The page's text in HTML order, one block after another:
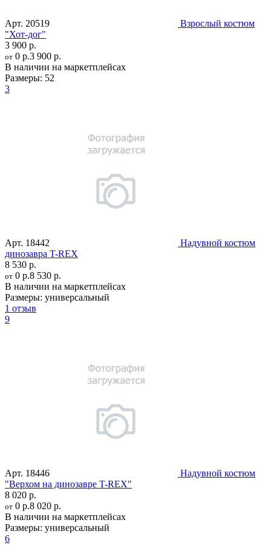
Арт. 20519
Взрослый костюм
"Хот-дог"
3 900 р.
от 0 р.3 900 р.
В наличии на маркетплейсах
Размеры: 52
3
Арт. 18442
Надувной костюм
динозавра T-REX
8 530 р.
от 0 р.8 530 р.
В наличии на маркетплейсах
Размеры: универсальный
1 отзыв
9
Арт. 18446
Надувной костюм
"Верхом на динозавре T-REX"
8 020 р.
от 0 р.8 020 р.
В наличии на маркетплейсах
Размеры: универсальный
6